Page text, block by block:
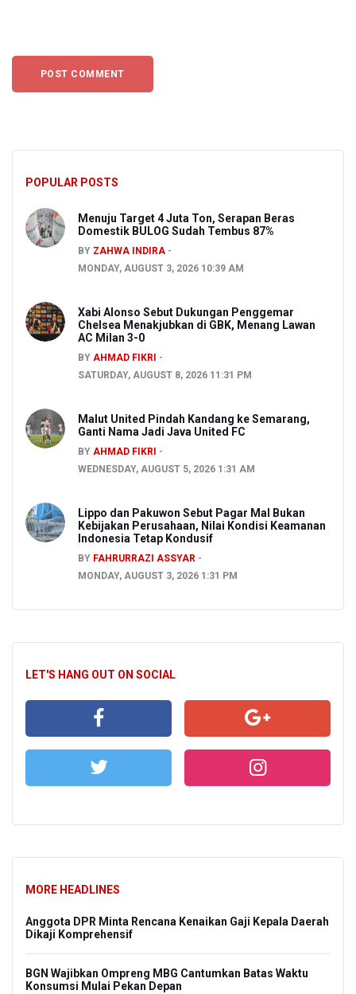
POPULAR POSTS
Menuju Target 4 Juta Ton, Serapan Beras
Domestik BULOG Sudah Tembus 87%
BY ZAHWA INDIRA
MONDAY, AUGUST 3, 2026 10:39 AM
Xabi Alonso Sebut Dukungan Penggemar
Chelsea Menakjubkan di GBK, Menang Lawan
AC Milan 3-0
BY AHMAD FIKRI
SATURDAY, AUGUST 8, 2026 11:31 PM
Malut United Pindah Kandang ke Semarang,
Ganti Nama Jadi Java United FC
BY AHMAD FIKRI
WEDNESDAY, AUGUST 5, 2026 1:31 AM
Lippo dan Pakuwon Sebut Pagar Mal Bukan
Kebijakan Perusahaan, Nilai Kondisi Keamanan
Indonesia Tetap Kondusif
BY FAHRURRAZI ASSYAR
MONDAY, AUGUST 3, 2026 1:31 PM
LET'S HANG OUT ON SOCIAL
MORE HEADLINES
Anggota DPR Minta Rencana Kenaikan Gaji Kepala Daerah
Dikaji Komprehensif
BGN Wajibkan Ompreng MBG Cantumkan Batas Waktu
Konsumsi Mulai Pekan Depan